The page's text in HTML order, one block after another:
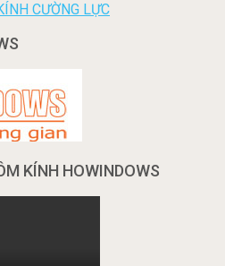
CƯỜNG LỰC
KÍNH HOWINDOWS